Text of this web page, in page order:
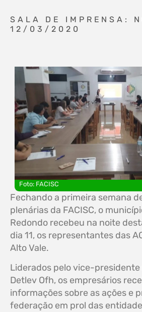
SALA DE IMPRENSA:
12/03/2020
Foto: FACISC
Fechando a primeira semana
plenárias da FACISC, o
Redondo recebeu na noite
dia 11, os representantes das
Alto Vale.
Liderados pelo vice-presidente
Detlev Ofh, os empresários
informações sobre as ações e
federação em prol das